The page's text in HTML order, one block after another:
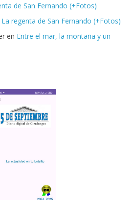
de San Fernando (+Fotos)
La regenta de San Fernando (+Fotos)
en Entre el mar, la montaña y un